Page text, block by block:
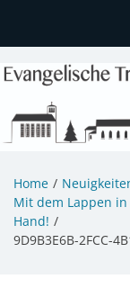
Informationen
Home
Mit dem Lappen
Hand!
9D9B3E6B-2FCC-